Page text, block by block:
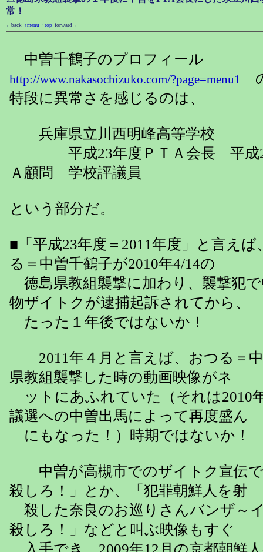
常！
←back ↑menu ↑top forward→
中曽千鶴子のプロフィール
http://www.nakasochizuko.com/?page=menu1
特段に異常さを感じるのは、
兵庫県立川西明峰高等学校
平成23年度ＰＴＡ会長 平成24
Ａ顧問 学校評議員
という部分だ。
■「平成23年度＝2011年度」と言え
る＝中曽千鶴子が2010年4/14の
徳島県教組襲撃に加わり、襲撃犯
物ザイトクが逮捕起訴されてから、
たった１年後ではないか！
2011年４月と言えば、おつる＝中
県教組襲撃した時の動画映像がネ
ットにあふれていた（それは2010
議選への中曽出馬によって再度盛ん
にもなった！）時期ではないか！
中曽が高槻市でのザイトク宣伝で
殺しろ！」とか、「犯罪朝鮮人を射
殺した奈良のお巡りさんバンザ～
殺しろ！」などと叫ぶ映像もすぐ